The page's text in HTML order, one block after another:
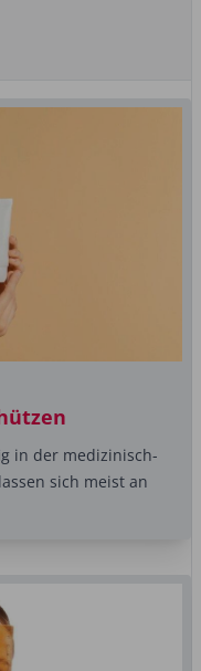
in der medizinisch-
sich meist an